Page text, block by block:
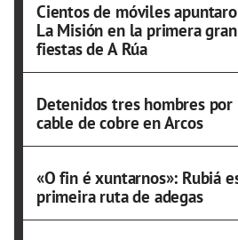
Cientos de móviles
La Misión en la primera
fiestas de A Rúa
Detenidos tres hombres
cable de cobre en Arcos
«O fin é xuntarnos»: Rubiá
primeira ruta de adegas